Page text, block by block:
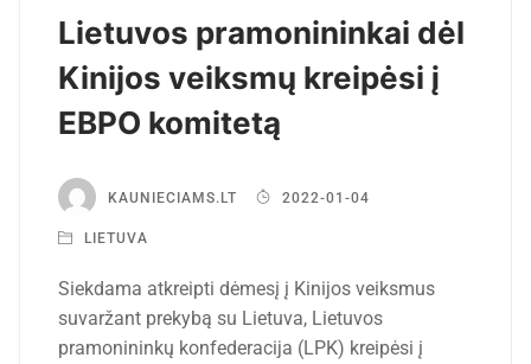
Lietuvos pramonininkai dėl
Kinijos veiksmų kreipėsi į
EBPO komitetą
KAUNIECIAMS.LT 2022-01-04
LIETUVA
Siekdama atkreipti dėmesį į Kinijos veiksmus
suvaržant prekybą su Lietuva, Lietuvos
pramonininkų konfederacija (LPK) kreipėsi į